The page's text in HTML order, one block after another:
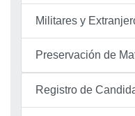
Militares y
Preservación de
Registro de